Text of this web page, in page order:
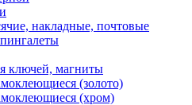
накладные, почтовые
ключей, магниты
(золото)
(хром)